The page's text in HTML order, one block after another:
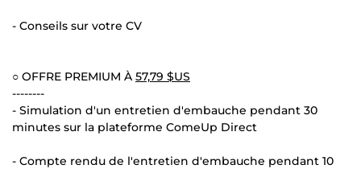
- Conseils sur votre CV
○ OFFRE PREMIUM À 57,79 $US
--------
- Simulation d'un entretien d'embauche pendant 30
minutes sur la plateforme ComeUp Direct
- Compte rendu de l'entretien d'embauche pendant 10